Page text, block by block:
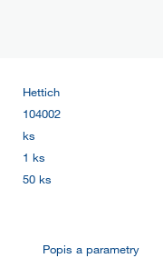
Hettich
104002
ks
1 ks
50 ks
Popis a parametry